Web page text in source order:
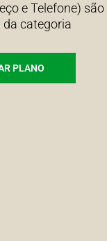
e Telefone) são
categoria
PLANO